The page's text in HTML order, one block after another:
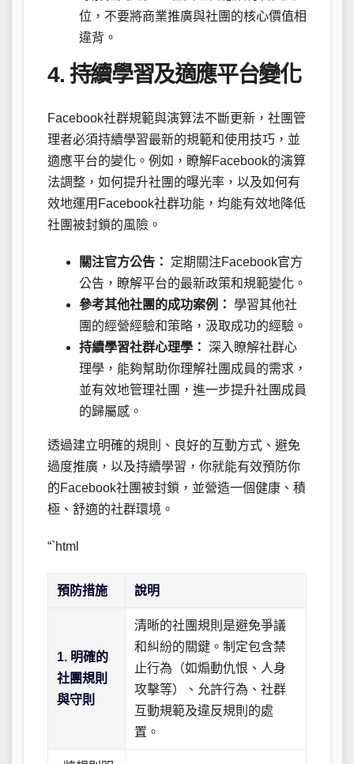
位，不要將商業推廣與社團的核心價值相
違背。
4. 持續學習及適應平台變化
Facebook社群規範與演算法不斷更新，社團管
理者必須持續學習最新的規範和使用技巧，並
適應平台的變化。例如，瞭解Facebook的演算
法調整，如何提升社團的曝光率，以及如何有
效地運用Facebook社群功能，均能有效地降低
社團被封鎖的風險。
關注官方公告：
定期關注Facebook官方
公告，瞭解平台的最新政策和規範變化。
參考其他社團的成功案例： 學習其他社
團的經營經驗和策略，汲取成功的經驗。
持續學習社群心理學： 深入瞭解社群心
理學，能夠幫助你理解社團成員的需求，
並有效地管理社團，進一步提升社團成員
的歸屬感。
透過建立明確的規則、良好的互動方式、避免
過度推廣，以及持續學習，你就能有效預防你
的Facebook社團被封鎖，並營造一個健康、積
極、舒適的社群環境。
“`html
預防措施 說明
1. 明確的
社團規則
與守則
清晰的社團規則是避免爭議
和糾紛的關鍵。制定包含禁
止行為（如煽動仇恨、人身
攻擊等）、允許行為、社群
互動規範及違反規則的處
置。